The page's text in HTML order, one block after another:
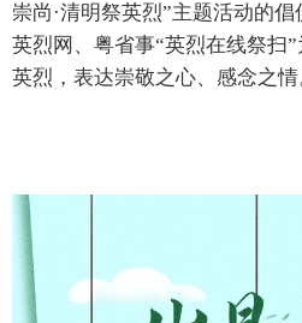
崇尚·清明祭英烈”主题活动的
英烈网、粤省事“英烈在线祭扫
英烈，表达崇敬之心、感念之情